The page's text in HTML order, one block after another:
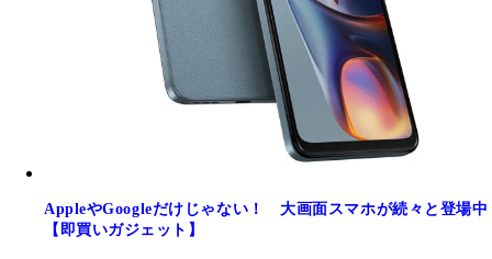
AppleやGoogleだけじゃない！ 大画面スマホが続々と登場中
【即買いガジェット】